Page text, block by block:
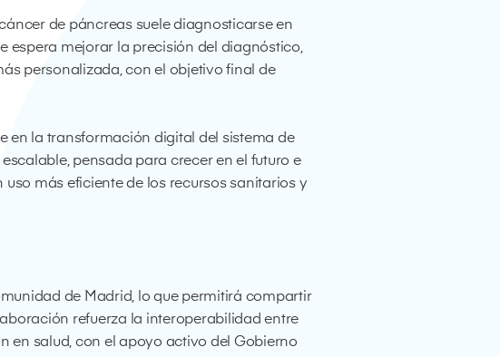
de páncreas suele diagnosticarse en
espera mejorar la precisión del diagnóstico,
personalizada, con el objetivo final de
en la transformación digital del sistema de
pensada para crecer en el futuro e
más eficiente de los recursos sanitarios y
de Madrid, lo que permitirá compartir
refuerza la interoperabilidad entre
en salud, con el apoyo activo del Gobierno